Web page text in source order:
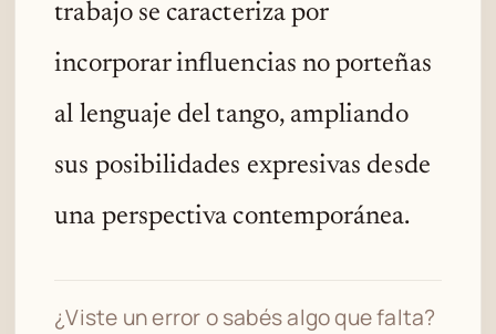
trabajo se caracteriza por
incorporar influencias no porteñas
al lenguaje del tango, ampliando
sus posibilidades expresivas desde
una perspectiva contemporánea.
¿Viste un error o sabés algo que falta?